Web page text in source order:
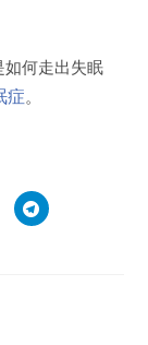
何走出失眠
症。